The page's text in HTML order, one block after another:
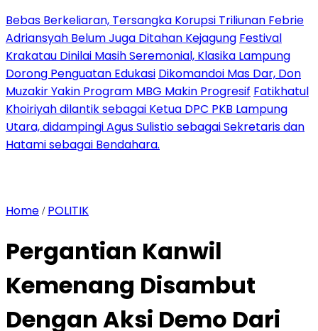
Bebas Berkeliaran, Tersangka Korupsi Triliunan Febrie
Adriansyah Belum Juga Ditahan Kejagung Festival
Krakatau Dinilai Masih Seremonial, Klasika Lampung
Dorong Penguatan Edukasi Dikomandoi Mas Dar, Don
Muzakir Yakin Program MBG Makin Progresif Fatikhatul
Khoiriyah dilantik sebagai Ketua DPC PKB Lampung
Utara, didampingi Agus Sulistio sebagai Sekretaris dan
Hatami sebagai Bendahara.
Home / POLITIK
Pergantian Kanwil
Kemenang Disambut
Dengan Aksi Demo Dari